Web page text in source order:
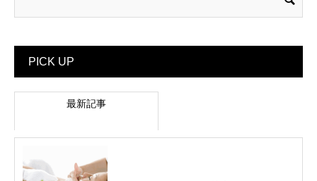
PICK UP
最新記事